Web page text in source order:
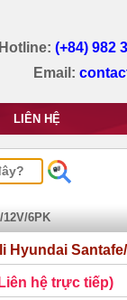
Hotline: (+84) 982
Email:
LIÊN HỆ
6PK
Hyundai
hệ trực tiếp)